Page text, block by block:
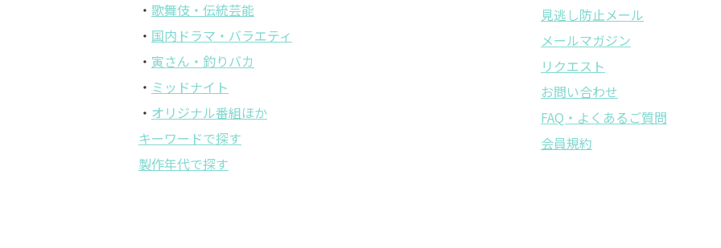
・ 歌舞伎・伝統芸能
・ 国内ドラマ・バラエティ
・ 寅さん・釣りバカ
・ ミッドナイト
・ オリジナル番組ほか
キーワードで探す
製作年代で探す
見逃し防止メール
メールマガジン
リクエスト
お問い合わせ
FAQ・よくあるご質問
会員規約